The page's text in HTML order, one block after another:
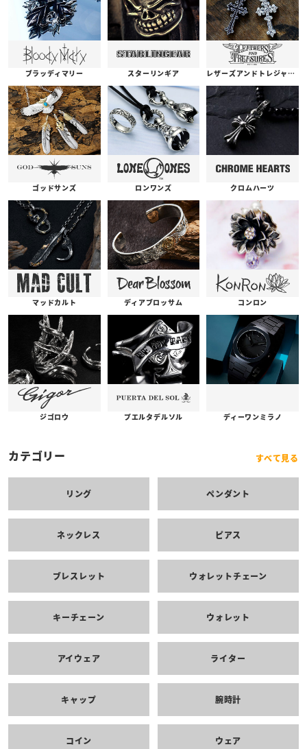
ブラッディマリー スターリンギア レザーズアンドトレジャーズ
ゴッドサンズ ロンワンズ クロムハーツ
マッドカルト ディアブロッサム コンロン
ジゴロウ プエルタデルソル ディーワンミラノ
カテゴリー すべて見る
リング ペンダント
ネックレス ピアス
ブレスレット ウォレットチェーン
キーチェーン ウォレット
アイウェア ライター
キャップ 腕時計
コイン ウェア